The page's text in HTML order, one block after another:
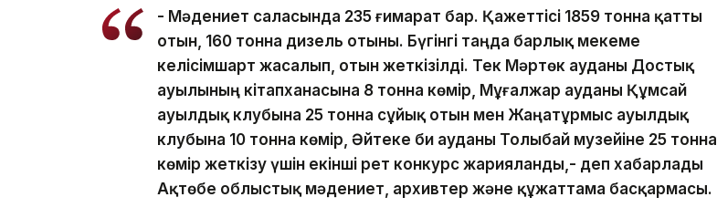
- Мәдениет саласында 235 ғимарат бар. Қажеттісі 1859 тонна қатты
отын, 160 тонна дизель отыны. Бүгінгі таңда барлық мекеме
келісімшарт жасалып, отын жеткізілді. Тек Мәртөк ауданы Достық
ауылының кітапханасына 8 тонна көмір, Мұғалжар ауданы Құмсай
ауылдық клубына 25 тонна сұйық отын мен Жаңатұрмыс ауылдық
клубына 10 тонна көмір, Әйтеке би ауданы Толыбай музейіне 25 тонна
көмір жеткізу үшін екінші рет конкурс жарияланды,- деп хабарлады
Ақтөбе облыстық мәдениет, архивтер және құжаттама басқармасы.